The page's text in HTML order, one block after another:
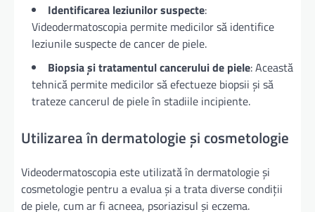
Identificarea leziunilor suspecte:
Videodermatoscopia permite medicilor să identifice
leziunile suspecte de cancer de piele.
Biopsia și tratamentul cancerului de piele: Această
tehnică permite medicilor să efectueze biopsii și să
trateze cancerul de piele în stadiile incipiente.
Utilizarea în dermatologie și cosmetologie
Videodermatoscopia este utilizată în dermatologie și
cosmetologie pentru a evalua și a trata diverse condiții
de piele, cum ar fi acneea, psoriazisul și eczema.